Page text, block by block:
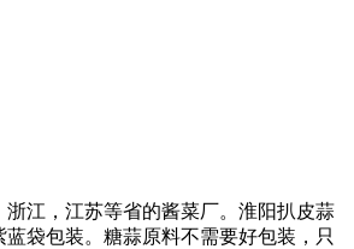
江，江苏等省的酱菜厂。淮阳扒皮蒜
袋包装。糖蒜原料不需要好包装，只